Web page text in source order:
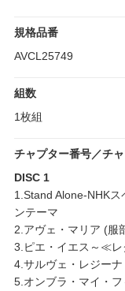
規格品番
AVCL25749
組数
1枚組
チャプター番号／チ
DISC 1
1.Stand Alone-NHK
ンテーマ
2.アヴェ・マリア (服
3.ピエ・イエス～≪
4.サルヴェ・レジーナ
5.オンブラ・マイ・